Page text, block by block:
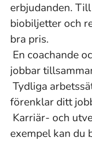
erbjudanden.
biobiljetter och
bra pris.
En coachande
jobbar
Tydliga
förenklar ditt
Karriär- och
exempel kan du